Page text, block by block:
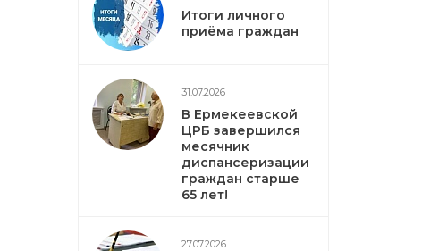
Итоги личного
приёма граждан
31.07.2026
В Ермекеевской
ЦРБ завершился
месячник
диспансеризации
граждан старше
65 лет!
27.07.2026